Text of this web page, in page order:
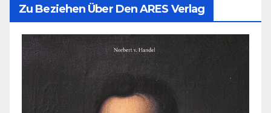
Zu Beziehen Über Den ARES Verlag